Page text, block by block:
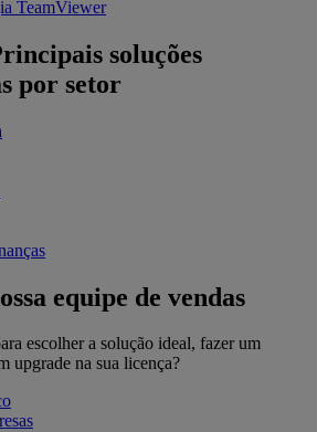
TeamViewer
soluções
por setor
equipe de vendas
escolher a solução ideal, fazer um
upgrade na sua licença?